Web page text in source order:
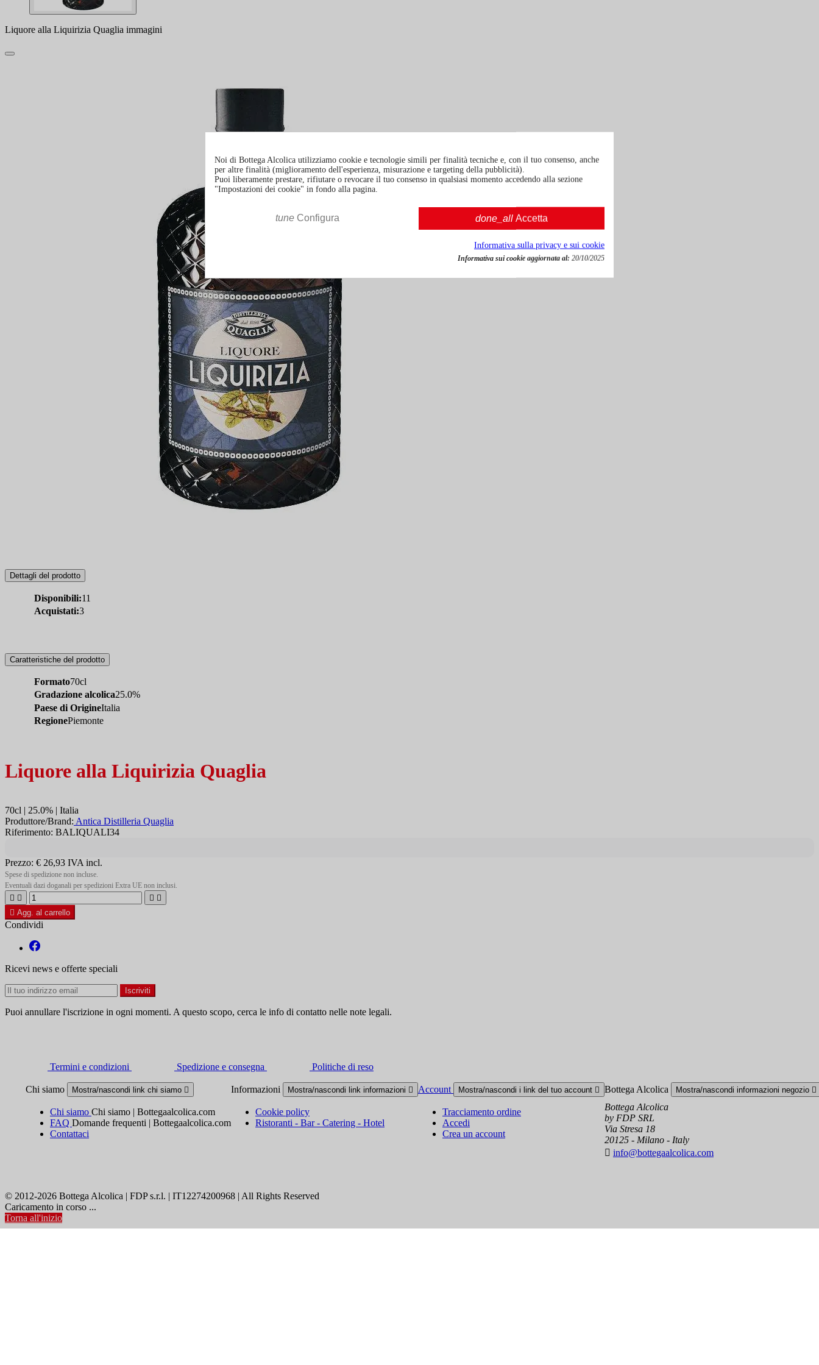
Liquore alla Liquirizia Quaglia immagini
Dettagli del prodotto
Disponibili:11
Acquistati:3
Caratteristiche del prodotto
Formato70cl
Gradazione alcolica25.0%
Paese di OrigineItalia
RegionePiemonte
Liquore alla Liquirizia Quaglia
70cl | 25.0% | Italia
Produttore/Brand: Antica Distilleria Quaglia
Riferimento: BALIQUALI34
Prezzo: € 26,93 IVA incl.
Spese di spedizione non incluse.
Eventuali dazi doganali per spedizioni Extra UE non inclusi.
   
 Agg. al carrello
Condividi
Ricevi news e offerte speciali
Puoi annullare l'iscrizione in ogni momenti. A questo scopo, cerca le info di contatto nelle note legali.
Termini e condizioni Spedizione e consegna Politiche di reso
Chi siamo Mostra/nascondi link chi siamo 
Chi siamo Chi siamo | Bottegaalcolica.com
FAQ Domande frequenti | Bottegaalcolica.com
Contattaci
Informazioni Mostra/nascondi link informazioni 
Cookie policy
Ristoranti - Bar - Catering - Hotel
Account Mostra/nascondi i link del tuo account 
Tracciamento ordine
Accedi
Crea un account
Bottega Alcolica Mostra/nascondi informazioni negozio 
Bottega Alcolica
by FDP SRL
Via Stresa 18
20125 - Milano - Italy
 info@bottegaalcolica.com
© 2012-2026 Bottega Alcolica | FDP s.r.l. | IT12274200968 | All Rights Reserved
Caricamento in corso ...
Torna all'inizio
Noi di Bottega Alcolica utilizziamo cookie e tecnologie simili per finalità tecniche e, con il tuo consenso, anche
per altre finalità (miglioramento dell'esperienza, misurazione e targeting della pubblicità).
Puoi liberamente prestare, rifiutare o revocare il tuo consenso in qualsiasi momento accedendo alla sezione
"Impostazioni dei cookie" in fondo alla pagina.
tune Configura done_all Accetta
Informativa sulla privacy e sui cookie
Informativa sui cookie aggiornata al: 20/10/2025